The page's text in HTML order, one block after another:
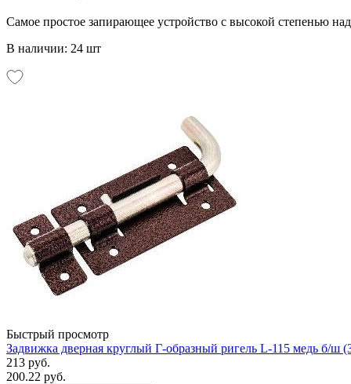
Самое простое запирающее устройство с высокой степенью
В наличии: 24 шт
Быстрый просмотр
Задвижка дверная круглый Г-образный ригель L-115 медь б/ш
213 руб.
200.22 руб.